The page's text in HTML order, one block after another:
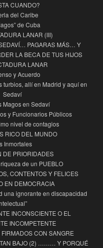
CUANDO?
del Caribe
de Cuba
LANAR (III)
PAGARAS MÁS… Y
LA BECA DE TUS HIJOS
LANAR
y Acuerdo
turbios, allí en Madrid y aquí en
Sedaví
Magos en Sedaví
y Funcionarios Públicos
nivel de contagios
RICO DEL MUNDO
Inmortales
DE PRIORIDADES
de un PUEBLO
CONTENTOS Y FELICES
EN DEMOCRACIA
una ignorante en discapacidad
INCONSCIENTE O EL
INCOMPETENTE
CON SANGRE
BAJO (2) ……… Y PORQUÉ